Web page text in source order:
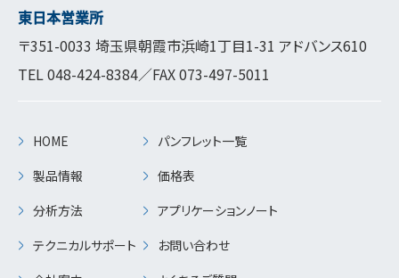
東日本営業所
〒351-0033 埼玉県朝霞市浜崎1丁目1-31 アドバンス610
TEL048-424-8384／FAX 073-497-5011
HOME
製品情報
分析方法
テクニカルサポート
パンフレット一覧
価格表
アプリケーションノート
お問い合わせ